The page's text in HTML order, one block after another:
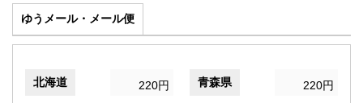
ゆうメール・メール便
北海道 220円 青森県 220円